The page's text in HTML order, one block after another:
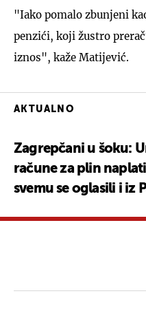
"Iako pomalo zbunjeni
penzići, koji žustro
iznos", kaže Matijević.
AKTUALNO
Zagrepčani u šoku:
račune za plin
svemu se oglasili i iz